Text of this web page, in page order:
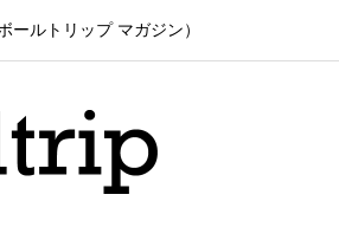
ールトリップ マガジン）